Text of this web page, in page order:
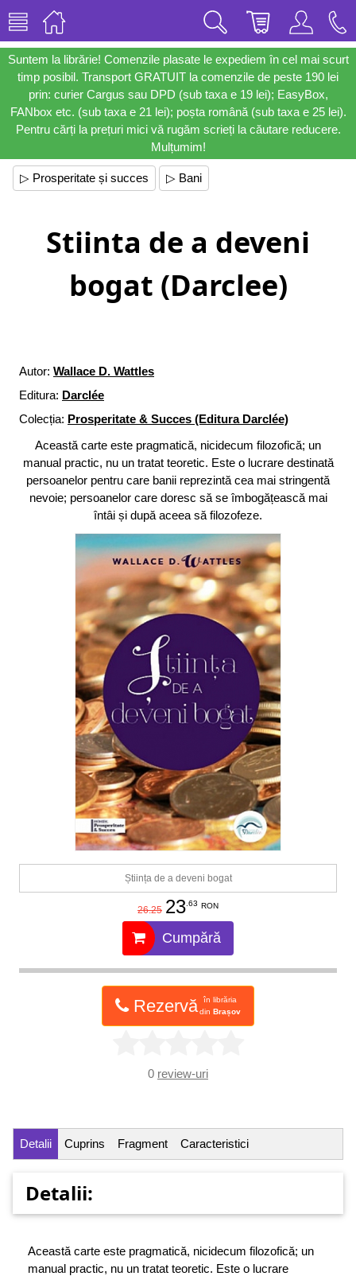
Suntem la librărie! Comenzile plasate le expediem în cel mai scurt
timp posibil. Transport GRATUIT la comenzile de peste 190 lei
prin: curier Cargus sau DPD (sub taxa e 19 lei); EasyBox,
FANbox etc. (sub taxa e 21 lei); poșta română (sub taxa e 25 lei).
Pentru cărți la prețuri mici vă rugăm scrieți la căutare reducere.
Mulțumim!
▷ Prosperitate și succes ▷ Bani
Stiinta de a deveni
bogat (Darclee)
Autor: Wallace D. Wattles
Editura: Darclée
Colecția: Prosperitate & Succes (Editura Darclée)
Această carte este pragmatică, nicidecum filozofică; un
manual practic, nu un tratat teoretic. Este o lucrare destinată
persoanelor pentru care banii reprezintă cea mai stringentă
nevoie; persoanelor care doresc să se îmbogățească mai
întâi și după aceea să filozofeze.
Știința de a deveni bogat
26.25 23.63 RON
Cumpără
Rezervă
în librăria
din Brașov
0 review-uri
Detalii Cuprins Fragment Caracteristici
Detalii:
Această carte este pragmatică, nicidecum filozofică; un
manual practic, nu un tratat teoretic. Este o lucrare